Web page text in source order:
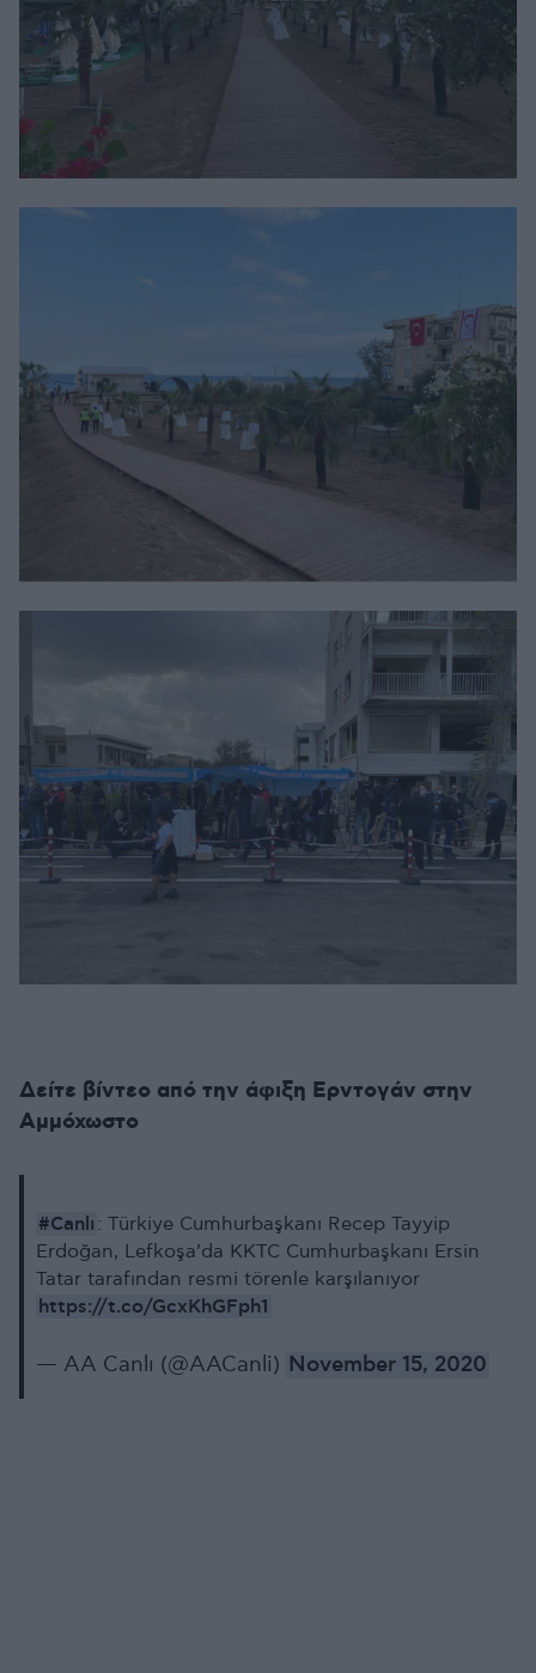
Δείτε βίντεο από την άφιξη Ερντογάν στην
Αμμόχωστο
#Canlı : Türkiye Cumhurbaşkanı Recep Tayyip
Erdoğan, Lefkoşa’da KKTC Cumhurbaşkanı Ersin
Tatar tarafından resmi törenle karşılanıyor
https://t.co/GcxKhGFph1
— AA Canlı (@AACanli) November 15, 2020